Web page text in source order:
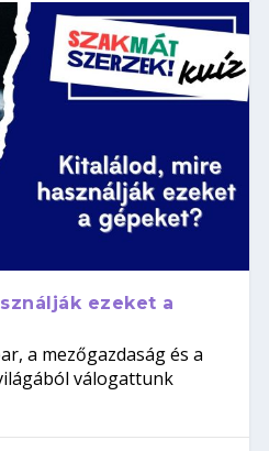
ezeket a
a mezőgazdaság és a
válogattunk